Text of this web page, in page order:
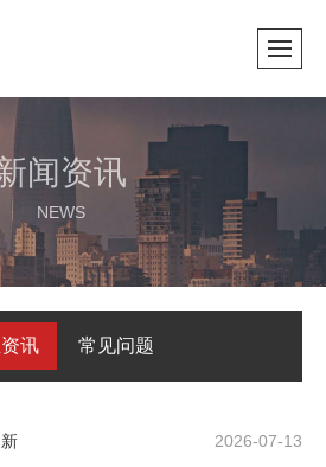
闻资讯
NEWS
讯 常见问题
2026-07-13